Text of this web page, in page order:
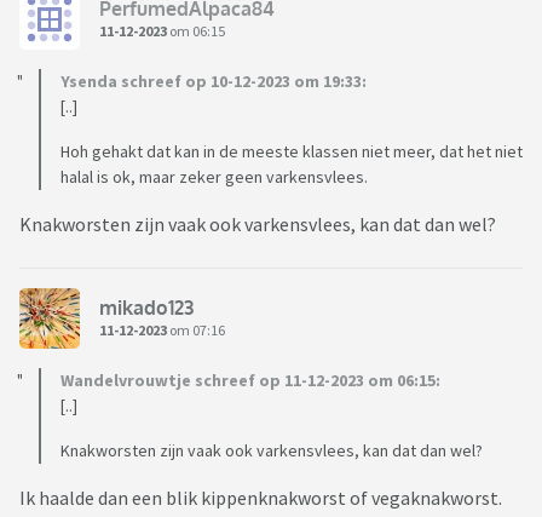
PerfumedAlpaca84
11-12-2023 om 06:15
Ysenda schreef op 10-12-2023 om 19:33:
[..]
Hoh gehakt dat kan in de meeste klassen niet meer, dat het niet
halal is ok, maar zeker geen varkensvlees.
Knakworsten zijn vaak ook varkensvlees, kan dat dan wel?
mikado123
11-12-2023 om 07:16
Wandelvrouwtje schreef op 11-12-2023 om 06:15:
[..]
Knakworsten zijn vaak ook varkensvlees, kan dat dan wel?
Ik haalde dan een blik kippenknakworst of vegaknakworst.